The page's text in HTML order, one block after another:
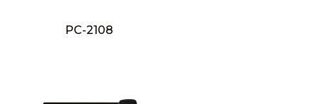
PC-2108